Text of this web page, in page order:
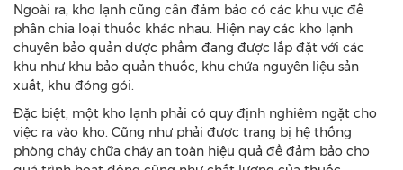
Ngoài ra, kho lạnh cũng cần đảm bảo có các khu vực để
phân chia loại thuốc khác nhau. Hiện nay các kho lạnh
chuyên bảo quản dược phẩm đang được lắp đặt với các
khu như khu bảo quản thuốc, khu chứa nguyên liệu sản
xuất, khu đóng gói.
Đặc biệt, một kho lạnh phải có quy định nghiêm ngặt cho
việc ra vào kho. Cũng như phải được trang bị hệ thống
phòng cháy chữa cháy an toàn hiệu quả để đảm bảo cho